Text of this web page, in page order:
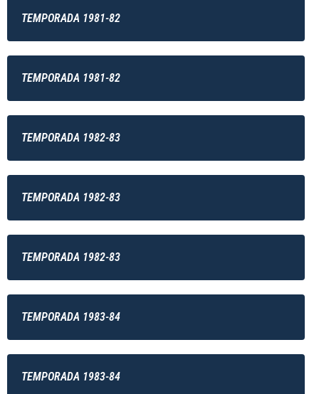
TEMPORADA 1981-82
TEMPORADA 1981-82
TEMPORADA 1982-83
TEMPORADA 1982-83
TEMPORADA 1982-83
TEMPORADA 1983-84
TEMPORADA 1983-84